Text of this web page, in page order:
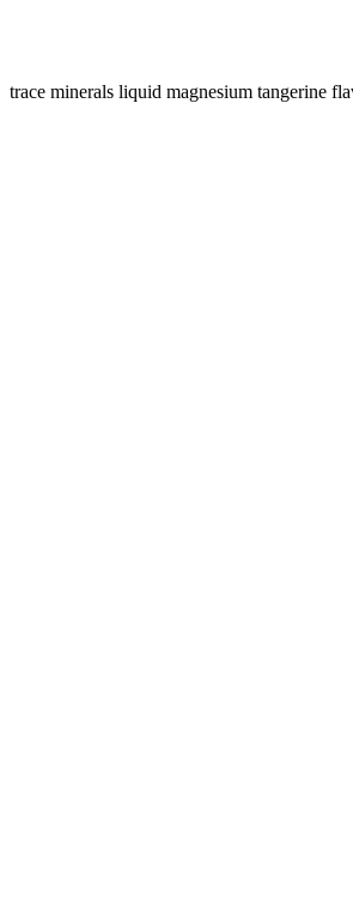
trace minerals liquid magnesium tangerine